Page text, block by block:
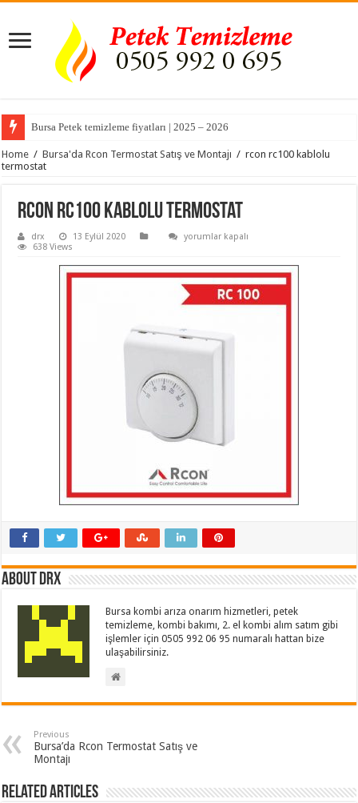
Bursa Petek temizleme fiyatları | 2025 – 2026
Home / Bursa'da Rcon Termostat Satış ve Montajı / rcon rc100 kablolu
termostat
rcon rc100 kablolu termostat
drx 13 Eylül 2020
rcon
termostat
için
yorumlar kapalı
638 Views
About drx
Bursa kombi arıza onarım hizmetleri, petek
temizleme, kombi bakımı, 2. el kombi alım satım gibi
işlemler için 0505 992 06 95 numaralı hattan bize
ulaşabilirsiniz.
Previous
Bursa’da Rcon Termostat Satış ve
Montajı
Related Articles